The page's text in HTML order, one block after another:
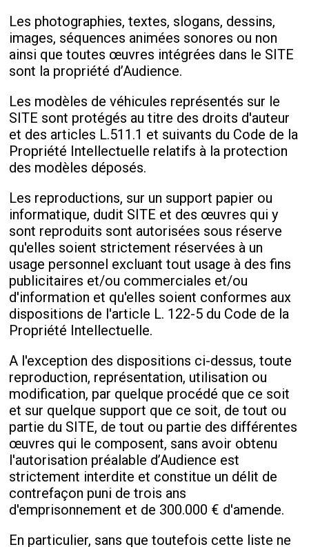
Les photographies, textes, slogans, dessins,
images, séquences animées sonores ou non
ainsi que toutes œuvres intégrées dans le SITE
sont la propriété d’Audience.
Les modèles de véhicules représentés sur le
SITE sont protégés au titre des droits d'auteur
et des articles L.511.1 et suivants du Code de la
Propriété Intellectuelle relatifs à la protection
des modèles déposés.
Les reproductions, sur un support papier ou
informatique, dudit SITE et des œuvres qui y
sont reproduits sont autorisées sous réserve
qu'elles soient strictement réservées à un
usage personnel excluant tout usage à des fins
publicitaires et/ou commerciales et/ou
d'information et qu'elles soient conformes aux
dispositions de l'article L. 122-5 du Code de la
Propriété Intellectuelle.
A l'exception des dispositions ci-dessus, toute
reproduction, représentation, utilisation ou
modification, par quelque procédé que ce soit
et sur quelque support que ce soit, de tout ou
partie du SITE, de tout ou partie des différentes
œuvres qui le composent, sans avoir obtenu
l'autorisation préalable d’Audience est
strictement interdite et constitue un délit de
contrefaçon puni de trois ans
d'emprisonnement et de 300.000 € d'amende.
En particulier, sans que toutefois cette liste ne